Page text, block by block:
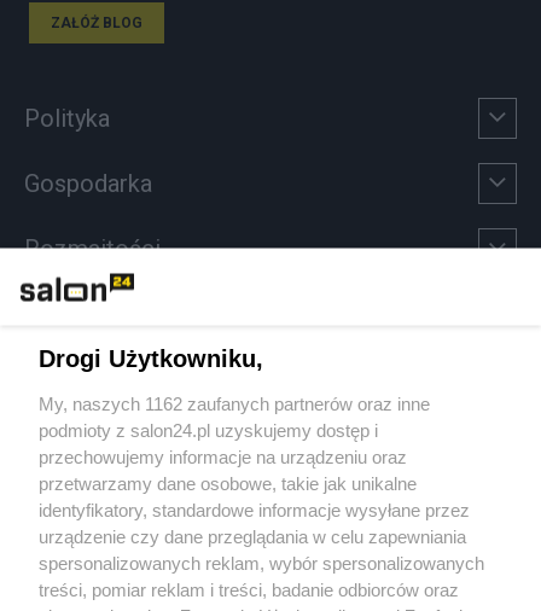
ZAŁÓŻ BLOG
Polityka
Gospodarka
Rozmaitości
Sport
Społeczeństwo
Kultura
Drogi Użytkowniku,
My, naszych 1162 zaufanych partnerów oraz inne
podmioty z salon24.pl uzyskujemy dostęp i
przechowujemy informacje na urządzeniu oraz
przetwarzamy dane osobowe, takie jak unikalne
identyfikatory, standardowe informacje wysyłane przez
urządzenie czy dane przeglądania w celu zapewniania
spersonalizowanych reklam, wybór spersonalizowanych
treści, pomiar reklam i treści, badanie odbiorców oraz